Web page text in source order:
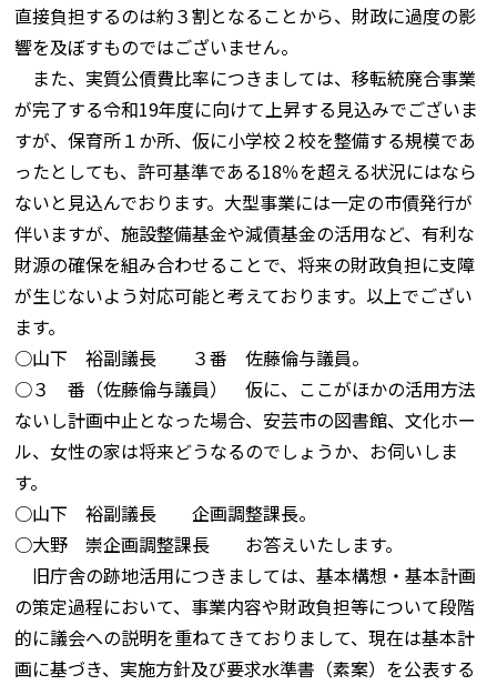
直接負担するのは約３割となることから、財政に過度の影
響を及ぼすものではございません。
また、実質公債費比率につきましては、移転統廃合事業
が完了する令和19年度に向けて上昇する見込みでございま
すが、保育所１か所、仮に小学校２校を整備する規模であ
ったとしても、許可基準である18％を超える状況にはなら
ないと見込んでおります。大型事業には一定の市債発行が
伴いますが、施設整備基金や減債基金の活用など、有利な
財源の確保を組み合わせることで、将来の財政負担に支障
が生じないよう対応可能と考えております。以上でござい
ます。
○山下 裕副議長 ３番 佐藤倫与議員。
○３ 番（佐藤倫与議員） 仮に、ここがほかの活用方法
ないし計画中止となった場合、安芸市の図書館、文化ホー
ル、女性の家は将来どうなるのでしょうか、お伺いしま
す。
○山下 裕副議長 企画調整課長。
○大野 崇企画調整課長 お答えいたします。
旧庁舎の跡地活用につきましては、基本構想・基本計画
の策定過程において、事業内容や財政負担等について段階
的に議会への説明を重ねてきておりまして、現在は基本計
画に基づき、実施方針及び要求水準書（素案）を公表する